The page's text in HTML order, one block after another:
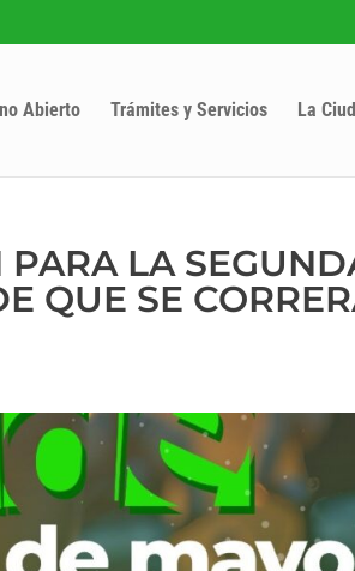
Abierto Trámites y Servicios La
PARA LA
QUE SE